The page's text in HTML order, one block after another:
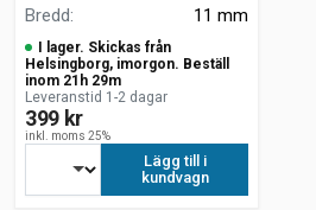
Bredd: 11 mm
I lager. Skickas från
Helsingborg, imorgon. Beställ
inom 21h 29m
Leveranstid 1-2 dagar
399 kr
inkl. moms 25%
Lägg till i
kundvagn